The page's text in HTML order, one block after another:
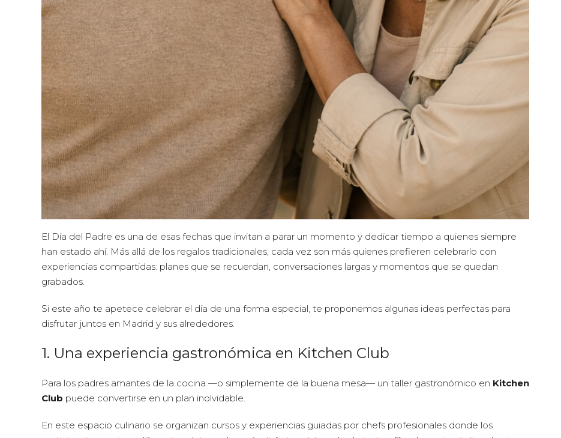
El Día del Padre es una de esas fechas que invitan a parar un momento y dedicar tiempo a quienes siempre
han estado ahí. Más allá de los regalos tradicionales, cada vez son más quienes prefieren celebrarlo con
experiencias compartidas: planes que se recuerdan, conversaciones largas y momentos que se quedan
grabados.
Si este año te apetece celebrar el día de una forma especial, te proponemos algunas ideas perfectas para
disfrutar juntos en Madrid y sus alrededores.
1. Una experiencia gastronómica en Kitchen Club
Para los padres amantes de la cocina —o simplemente de la buena mesa— un taller gastronómico en Kitchen
Club puede convertirse en un plan inolvidable.
En este espacio culinario se organizan cursos y experiencias guiadas por chefs profesionales donde los